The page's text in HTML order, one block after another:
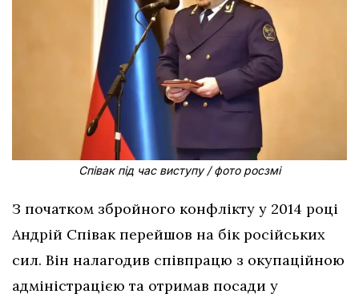
Співак під час виступу / фото росзмі
З початком збройного конфлікту у 2014 році
Андрій Співак перейшов на бік російських
сил. Він налагодив співпрацю з окупаційною
адміністрацією та отримав посади у